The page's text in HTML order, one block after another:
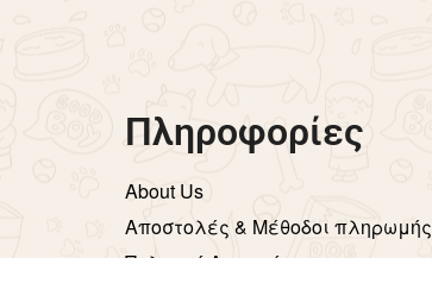
Πληροφορίες
About Us
Aποστολές & Μέθοδοι πληρωμής
Πολιτική Απορρήτου